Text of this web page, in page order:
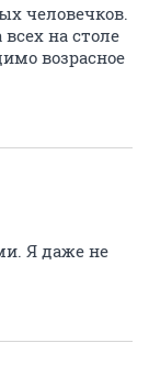
человечков.
на столе
возрасное
Я даже не